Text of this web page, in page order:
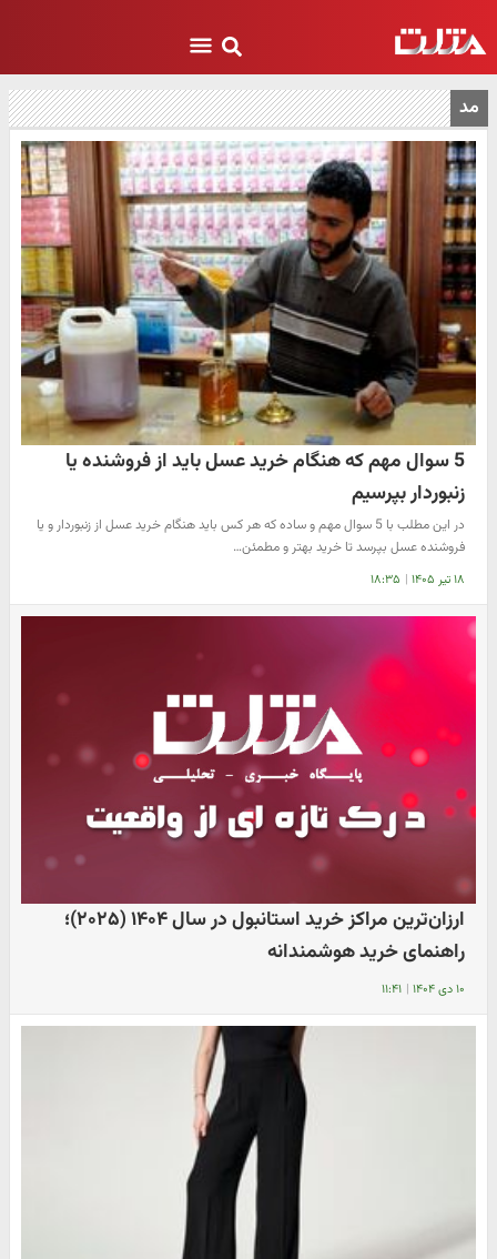
مد
5 سوال مهم که هنگام خرید عسل باید از فروشنده یا
زنبوردار بپرسیم
در این مطلب با 5 سوال مهم و ساده که هر کس باید هنگام خرید عسل از زنبوردار و یا
فروشنده عسل بپرسد تا خرید بهتر و مطمئن…
۱۸ تیر ۱۴۰۵ | ۱۸:۳۵
ارزان‌ترین مراکز خرید استانبول در سال ۱۴۰۴ (۲۰۲۵)؛
راهنمای خرید هوشمندانه
۱۰ دی ۱۴۰۴ | ۱۱:۴۱